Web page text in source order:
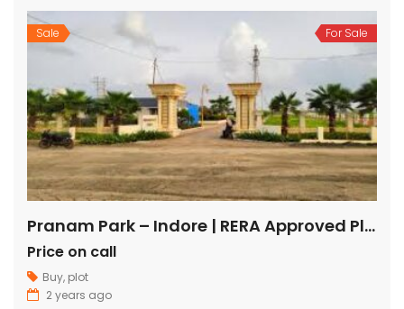
Sale For Sale
Pranam Park – Indore | RERA Approved Plots
Price on call
Buy, plot
2 years ago